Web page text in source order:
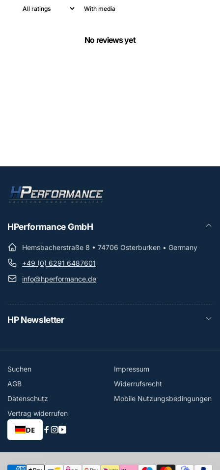
With media
No reviews yet
HPerformance GmbH
Hemsbacherstraße 8 • 74706 Osterburken • Germany
+49 (0) 6291 6487601
info@hperformance.de
HP Newsletter
Suchen
Impressum
AGB
Widerrufsrecht
Datenschutz
Mobile Nutzungsbedingungen
Vertrag widerrufen
DE
Facebook
Instagram
YouTube